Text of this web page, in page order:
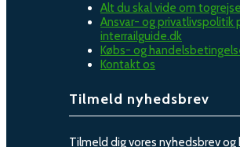
Alt du skal vide om
Ansvar- og privatlivspolitik
interrailguide.dk
Købs- og
Kontakt os
Tilmeld nyhedsbrev
Tilmeld dig vores nyhedsbrev og